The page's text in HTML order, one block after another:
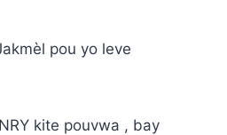
pou yo leve
kite pouvwa , bay